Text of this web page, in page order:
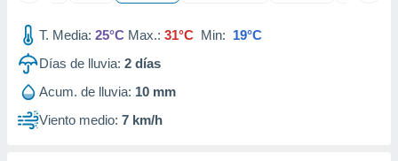
T. Media: 25°C Max.: 31°C Min: 19°C
Días de lluvia: 2 días
Acum. de lluvia: 10 mm
Viento medio: 7 km/h